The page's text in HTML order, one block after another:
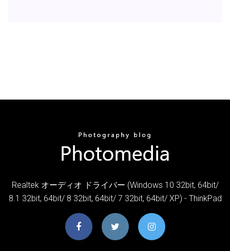
Realtek オーディオ ドライバー (Windows 10 32bit, 64bit/
8.1 32bit, 64bit/ 8 32bit, 64bit/ 7 32bit, 64bit/ XP) - ThinkPad